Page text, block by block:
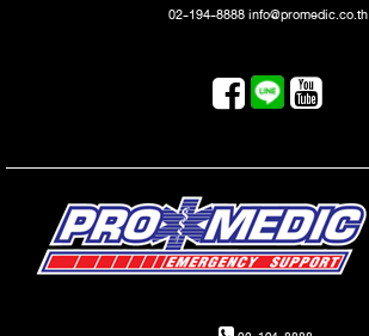
02-194-8888 info@promedic.co.th